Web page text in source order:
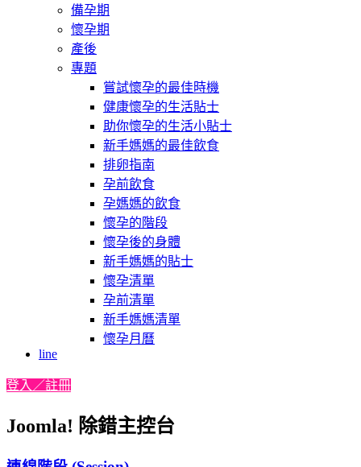
備孕期
懷孕期
產後
專題
嘗試懷孕的最佳時機
健康懷孕的生活貼士
助你懷孕的生活小貼士
新手媽媽的最佳飲食
排卵指南
孕前飲食
孕媽媽的飲食
懷孕的階段
懷孕後的身體
新手媽媽的貼士
懷孕清單
孕前清單
新手媽媽清單
懷孕月曆
line
登入／註冊
Joomla! 除錯主控台